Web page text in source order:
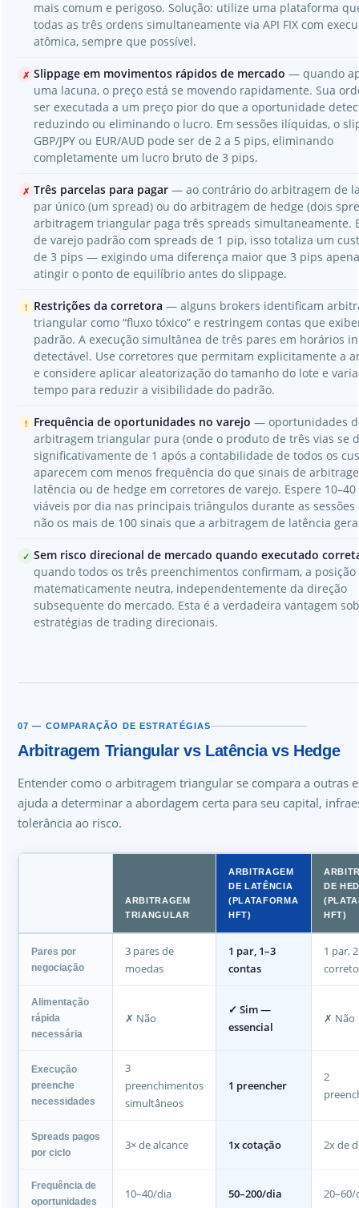
mais comum e perigoso. Solução: utilize uma plataforma
todas as três ordens simultaneamente via API FIX com
atômica, sempre que possível.
✗ Slippage em movimentos rápidos de mercado — quando
uma lacuna, o preço está se movendo rapidamente. Sua
ser executada a um preço pior do que a oportunidade
reduzindo ou eliminando o lucro. Em sessões ilíquidas, o
GBP/JPY ou EUR/AUD pode ser de 2 a 5 pips, eliminando
completamente um lucro bruto de 3 pips.
✗ Três parcelas para pagar — ao contrário do arbitragem de
par único (um spread) ou do arbitragem de hedge (dois
arbitragem triangular paga três spreads simultaneamente.
de varejo padrão com spreads de 1 pip, isso totaliza um
de 3 pips — exigindo uma diferença maior que 3 pips
atingir o ponto de equilíbrio antes do slippage.
! Restrições da corretora — alguns brokers identificam
triangular como “fluxo tóxico” e restringem contas que
padrão. A execução simultânea de três pares em horários
detectável. Use corretores que permitam explicitamente a
e considere aplicar aleatorização do tamanho do lote e
tempo para reduzir a visibilidade do padrão.
! Frequência de oportunidades no varejo — oportunidades
arbitragem triangular pura (onde o produto de três vias se
significativamente de 1 após a contabilidade de todos os
aparecem com menos frequência do que sinais de
latência ou de hedge em corretores de varejo. Espere
viáveis por dia nas principais triângulos durante as
não os mais de 100 sinais que a arbitragem de latência
✓ Sem risco direcional de mercado quando executado
quando todos os três preenchimentos confirmam, a posição
matematicamente neutra, independentemente da direção
subsequente do mercado. Esta é a verdadeira vantagem
estratégias de trading direcionais.
07 — COMPARAÇÃO DE ESTRATÉGIAS
Arbitragem Triangular vs Latência vs Hedge
Entender como o arbitragem triangular se compara a outras
ajuda a determinar a abordagem certa para seu capital,
tolerância ao risco.
ARBITRAGEM
TRIANGULAR
ARBITRAGEM
DE LATÊNCIA
(PLATAFORMA
HFT)
DE
HFT)
Pares por
negociação
3 pares de
moedas
1 par, 1–3
contas
1 par, 2
Alimentação
rápida
necessária
✗ Não
✓ Sim —
essencial
✗ Não
Execução
preenche
necessidades
3
preenchimentos
simultâneos
1 preencher
2
Spreads pagos
por ciclo
3× de alcance 1x cotação 2x de
Frequência de
oportunidades
10–40/dia 50–200/dia 20–60/